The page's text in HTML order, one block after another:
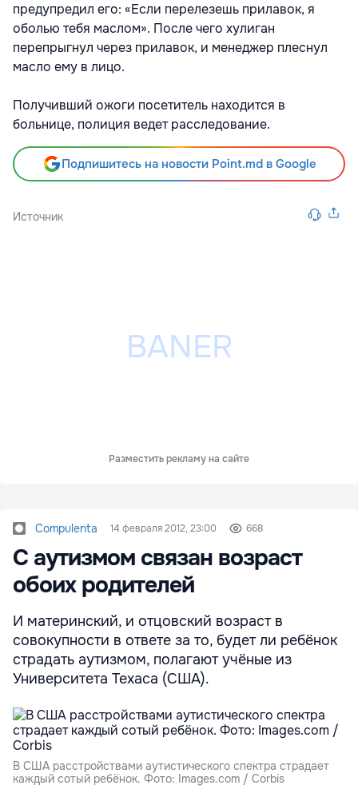
предупредил его: «Если перелезешь прилавок, я
оболью тебя маслом». После чего хулиган
перепрыгнул через прилавок, и менеджер плеснул
масло ему в лицо.
Получивший ожоги посетитель находится в
больнице, полиция ведет расследование.
Подпишитесь на новости Point.md в Google
Источник
Разместить рекламу на сайте
Compulenta 14 февраля 2012, 23:00 668
С аутизмом связан возраст
обоих родителей
И материнский, и отцовский возраст в
совокупности в ответе за то, будет ли ребёнок
страдать аутизмом, полагают учёные из
Университета Техаса (США).
В США расстройствами аутистического спектра страдает
каждый сотый ребёнок. Фото: Images.com / Corbis